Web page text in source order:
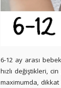
6-12 ay arası
hızlı değiştikleri,
maximumda,